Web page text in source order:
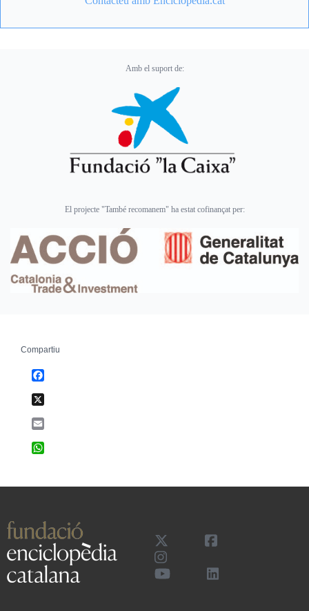
Amb el suport de:
El projecte "També recomanem" ha estat cofinançat per:
Compartiu